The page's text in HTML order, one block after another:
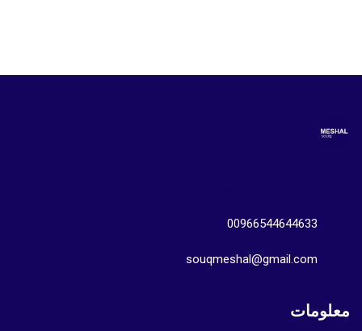
00966544644633
souqmeshal@gmail.com
معلومات